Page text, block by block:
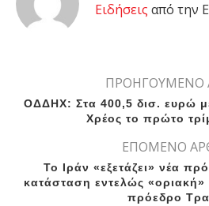
Eιδήσεις από την
ΠΡΟΗΓΟΥΜΕΝΟ
ΟΔΔΗΧ: Στα 400,5 δισ. ευρώ
Χρέος το πρώτο
ΕΠΟΜΕΝΟ
Το Ιράν «εξετάζει» νέα
κατάσταση εντελώς «οριακή»
πρόεδρο